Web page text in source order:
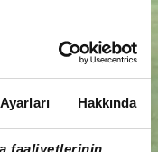
Hakkında